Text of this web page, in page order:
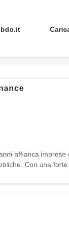
affianca
Con una